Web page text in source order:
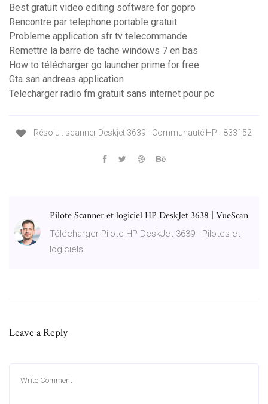
Best gratuit video editing software for gopro
Rencontre par telephone portable gratuit
Probleme application sfr tv telecommande
Remettre la barre de tache windows 7 en bas
How to télécharger go launcher prime for free
Gta san andreas application
Telecharger radio fm gratuit sans internet pour pc
Résolu : scanner Deskjet 3639 - Communauté HP - 833152
Pilote Scanner et logiciel HP DeskJet 3638 | VueScan
Télécharger Pilote HP DeskJet 3639 - Pilotes et
logiciels
Leave a Reply